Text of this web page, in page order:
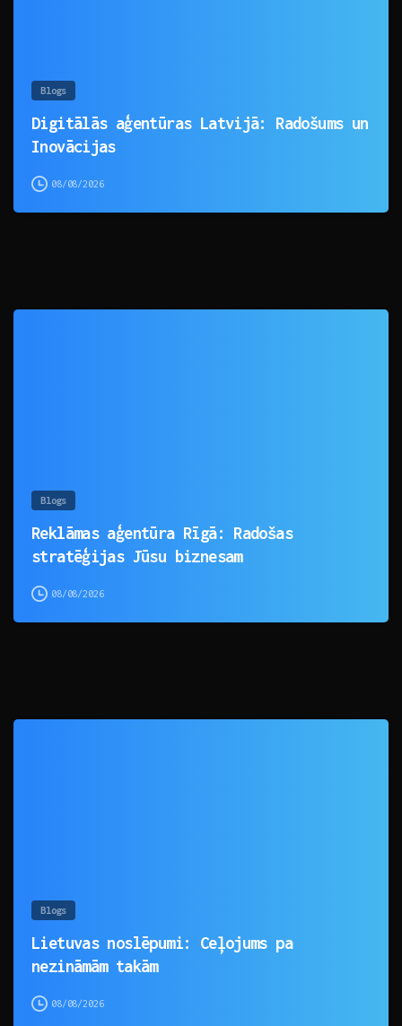
Blogs
Digitālās aģentūras Latvijā: Radošums un
Inovācijas
08/08/2026
Blogs
Reklāmas aģentūra Rīgā: Radošas
stratēģijas Jūsu biznesam
08/08/2026
Blogs
Lietuvas noslēpumi: Ceļojums pa
nezināmām takām
08/08/2026